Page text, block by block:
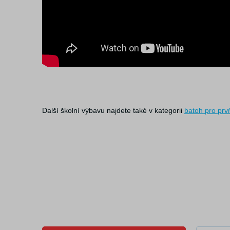
Další školní výbavu najdete také v kategorii batoh pro